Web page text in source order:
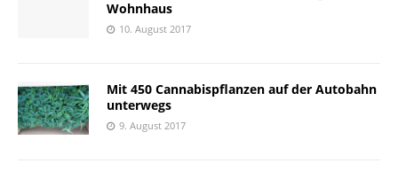
Wohnhaus
10. August 2017
Mit 450 Cannabispflanzen auf der Autobahn
unterwegs
9. August 2017